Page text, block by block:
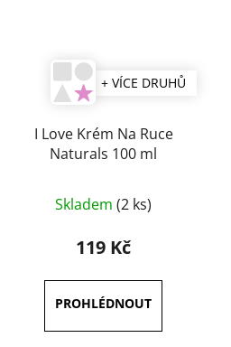
+ VÍCE DRUHŮ
I Love Krém Na Ruce
Naturals 100 ml
hodnocení
produktu
4,0
z
5
Skladem (2 ks)
119 Kč